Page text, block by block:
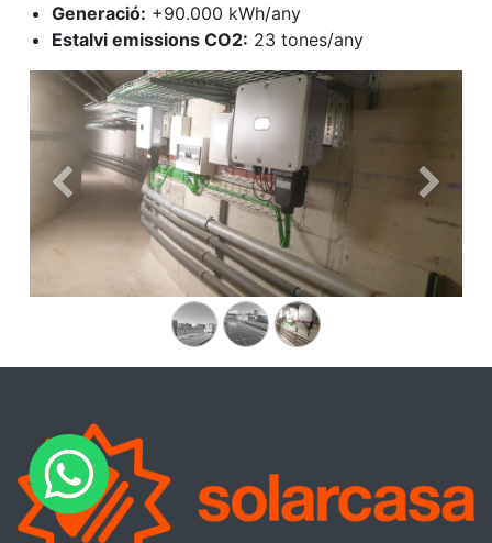
Generació: +90.000 kWh/any
Estalvi emissions CO2: 23 tones/any
Anterior